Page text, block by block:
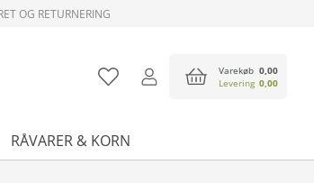
OG RETURNERING
Varekøb 0,00
Levering 0,00
RÅVARER & KORN